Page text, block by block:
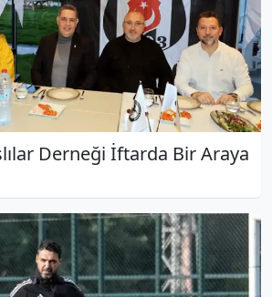
Derneği İftarda Bir Araya